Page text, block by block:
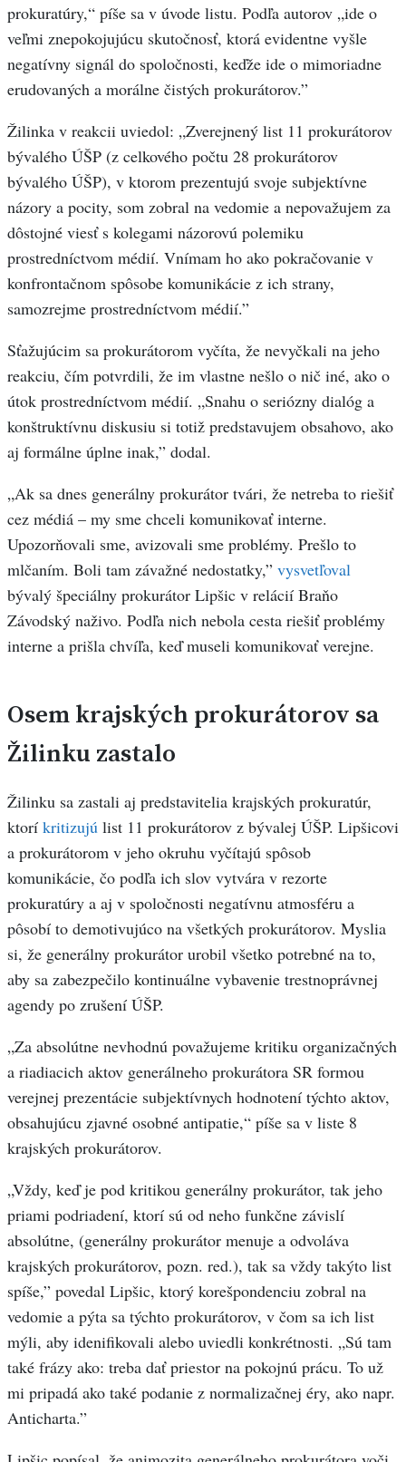
prokuratúry,“ píše sa v úvode listu. Podľa autorov „ide o
veľmi znepokojujúcu skutočnosť, ktorá evidentne vyšle
negatívny signál do spoločnosti, keďže ide o mimoriadne
erudovaných a morálne čistých prokurátorov.”
Žilinka v reakcii uviedol: „Zverejnený list 11 prokurátorov
bývalého ÚŠP (z celkového počtu 28 prokurátorov
bývalého ÚŠP), v ktorom prezentujú svoje subjektívne
názory a pocity, som zobral na vedomie a nepovažujem za
dôstojné viesť s kolegami názorovú polemiku
prostredníctvom médií. Vnímam ho ako pokračovanie v
konfrontačnom spôsobe komunikácie z ich strany,
samozrejme prostredníctvom médií.”
Sťažujúcim sa prokurátorom vyčíta, že nevyčkali na jeho
reakciu, čím potvrdili, že im vlastne nešlo o nič iné, ako o
útok prostredníctvom médií. „Snahu o seriózny dialóg a
konštruktívnu diskusiu si totiž predstavujem obsahovo, ako
aj formálne úplne inak,” dodal.
„Ak sa dnes generálny prokurátor tvári, že netreba to riešiť
cez médiá – my sme chceli komunikovať interne.
Upozorňovali sme, avizovali sme problémy. Prešlo to
mlčaním. Boli tam závažné nedostatky,” vysvetľoval
bývalý špeciálny prokurátor Lipšic v relácií Braňo
Závodský naživo. Podľa nich nebola cesta riešiť problémy
interne a prišla chvíľa, keď museli komunikovať verejne.
Osem krajských prokurátorov sa
Žilinku zastalo
Žilinku sa zastali aj predstavitelia krajských prokuratúr,
ktorí kritizujú list 11 prokurátorov z bývalej ÚŠP. Lipšicovi
a prokurátorom v jeho okruhu vyčítajú spôsob
komunikácie, čo podľa ich slov vytvára v rezorte
prokuratúry a aj v spoločnosti negatívnu atmosféru a
pôsobí to demotivujúco na všetkých prokurátorov. Myslia
si, že generálny prokurátor urobil všetko potrebné na to,
aby sa zabezpečilo kontinuálne vybavenie trestnoprávnej
agendy po zrušení ÚŠP.
„Za absolútne nevhodnú považujeme kritiku organizačných
a riadiacich aktov generálneho prokurátora SR formou
verejnej prezentácie subjektívnych hodnotení týchto aktov,
obsahujúcu zjavné osobné antipatie,“ píše sa v liste 8
krajských prokurátorov.
„Vždy, keď je pod kritikou generálny prokurátor, tak jeho
priami podriadení, ktorí sú od neho funkčne závislí
absolútne, (generálny prokurátor menuje a odvoláva
krajských prokurátorov, pozn. red.), tak sa vždy takýto list
spíše,” povedal Lipšic, ktorý korešpondenciu zobral na
vedomie a pýta sa týchto prokurátorov, v čom sa ich list
mýli, aby idenifikovali alebo uviedli konkrétnosti. „Sú tam
také frázy ako: treba dať priestor na pokojnú prácu. To už
mi pripadá ako také podanie z normalizačnej éry, ako napr.
Anticharta.”